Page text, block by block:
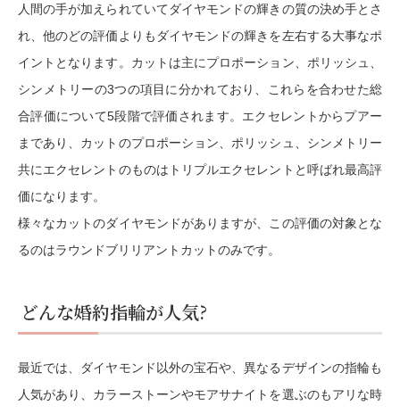
人間の手が加えられていてダイヤモンドの輝きの質の決め手とさ
れ、他のどの評価よりもダイヤモンドの輝きを左右する大事なポ
イントとなります。カットは主にプロポーション、ポリッシュ、
シンメトリーの3つの項目に分かれており、これらを合わせた総
合評価について5段階で評価されます。エクセレントからプアー
まであり、カットのプロポーション、ポリッシュ、シンメトリー
共にエクセレントのものはトリプルエクセレントと呼ばれ最高評
価になります。
様々なカットのダイヤモンドがありますが、この評価の対象とな
るのはラウンドブリリアントカットのみです。
どんな婚約指輪が人気?
最近では、ダイヤモンド以外の宝石や、異なるデザインの指輪も
人気があり、カラーストーンやモアサナイトを選ぶのもアリな時